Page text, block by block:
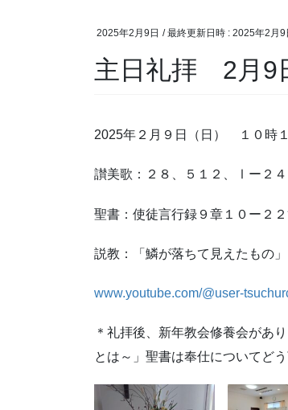
2025年2月9日 / 最終更新日時 : 2025年2月9
主日礼拝 2月9
2025年２月９日（日） １０時
讃美歌：２８、５１２、Ⅰー２
聖書：使徒言行録９章１０ー２
説教：「鱗が落ちて見えたも
www.youtube.com/@user-
＊礼拝後、新年教会修養会があ
とは～」聖書は奉仕についてど